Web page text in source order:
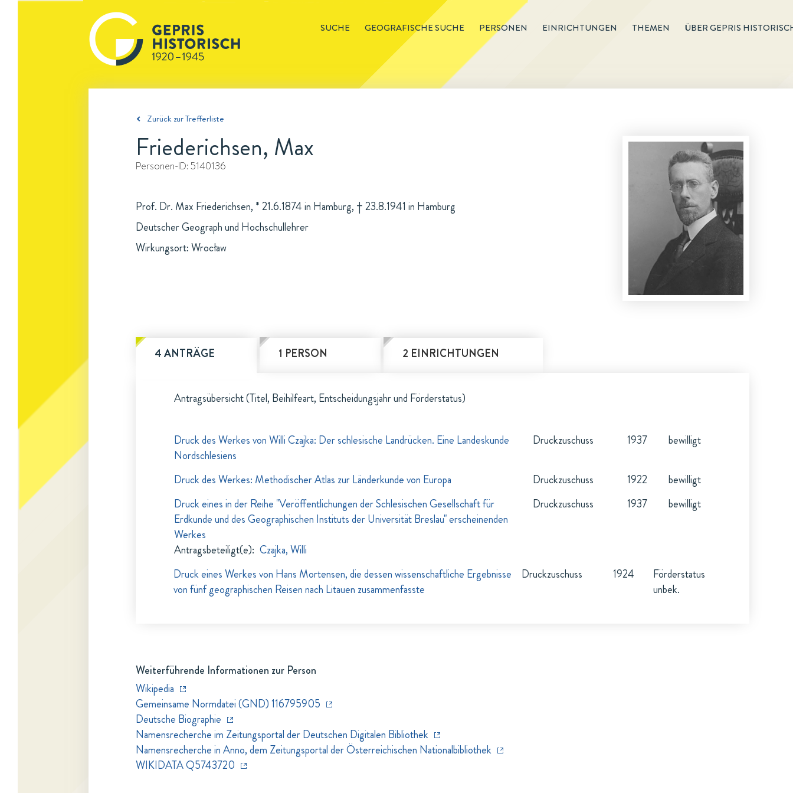
SUCHE GEOGRAFISCHE SUCHE PERSONEN EINRICHTUNGEN THEMEN ÜBER GEPRIS
Zurück zur Trefferliste
Friederichsen, Max
Personen-ID: 5140136
Prof. Dr. Max Friederichsen, * 21.6.1874 in Hamburg, † 23.8.1941 in Hamburg
Deutscher Geograph und Hochschullehrer
Wirkungsort: Wrocław
4 ANTRÄGE 1 PERSON 2 EINRICHTUNGEN
Antragsübersicht (Titel, Beihilfeart, Entscheidungsjahr und Förderstatus)
Druck des Werkes von Willi Czajka: Der schlesische Landrücken. Eine Landeskunde
Nordschlesiens
Druckzuschuss 1937 bewilligt
Druck des Werkes: Methodischer Atlas zur Länderkunde von Europa Druckzuschuss 1922
bewilligt
Druck eines in der Reihe "Veröffentlichungen der Schlesischen Gesellschaft für
Erdkunde und des Geographischen Instituts der Universität Breslau" erscheinenden
Werkes
Antragsbeteiligt(e): Czajka, Willi
Druckzuschuss 1937 bewilligt
Druck eines Werkes von Hans Mortensen, die dessen wissenschaftliche Ergebnisse
von fünf geographischen Reisen nach Litauen zusammenfasste
Druckzuschuss 1924
Förderstatus
unbek.
Weiterführende Informationen zur Person
Wikipedia
Gemeinsame Normdatei (GND) 116795905
Deutsche Biographie
Namensrecherche im Zeitungsportal der Deutschen Digitalen Bibliothek
Namensrecherche in Anno, dem Zeitungsportal der Österreichischen Nationalbibliothek
WIKIDATA Q5743720